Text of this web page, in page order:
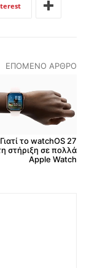
ΕΠΌΜΕΝΟ ΆΡΘΡΟ
το watchOS 27
στήριξη σε πολλά
Apple Watch